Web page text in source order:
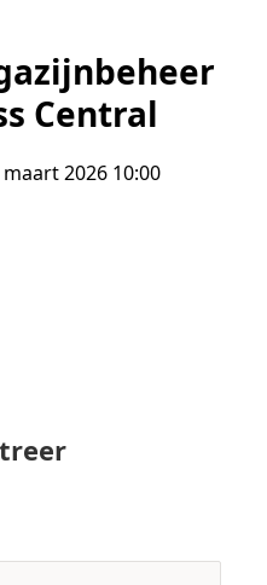
Central
2026 10:00